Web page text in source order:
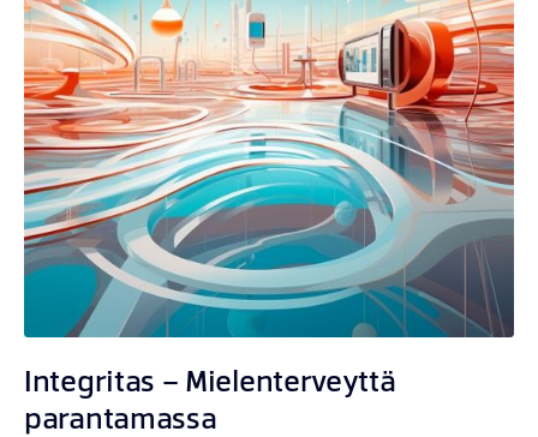
Integritas – Mielenterveyttä
parantamassa